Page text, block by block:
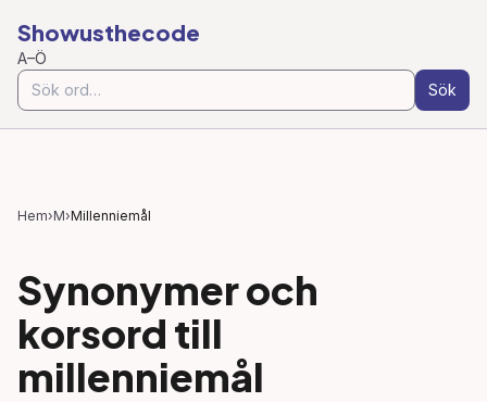
Showusthecode
A–Ö
Sök
Hem›M›Millenniemål
Synonymer och
korsord till
millenniemål